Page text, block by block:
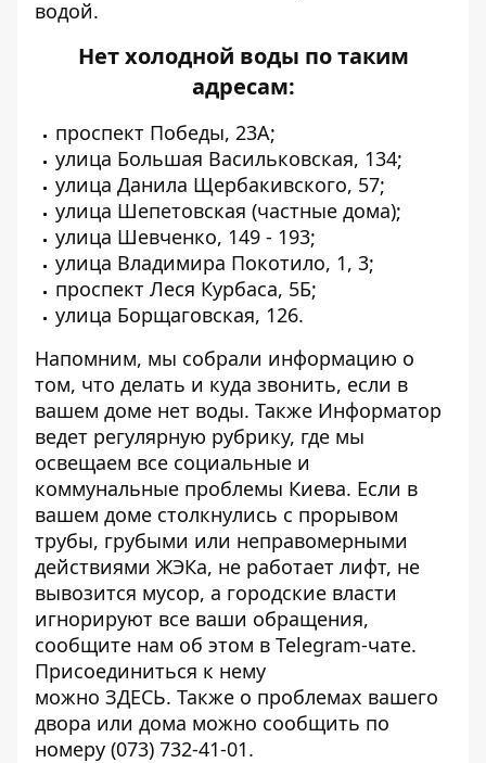
водой.
Нет холодной воды по таким
адресам:
проспект Победы, 23А;
улица Большая Васильковская, 134;
улица Данила Щербакивского, 57;
улица Шепетовская (частные дома);
улица Шевченко, 149 - 193;
улица Владимира Покотило, 1, 3;
проспект Леся Курбаса, 5Б;
улица Борщаговская, 126.
Напомним, мы собрали информацию о
том, что делать и куда звонить, если в
вашем доме нет воды. Также Информатор
ведет регулярную рубрику, где мы
освещаем все социальные и
коммунальные проблемы Киева. Если в
вашем доме столкнулись с прорывом
трубы, грубыми или неправомерными
действиями ЖЭКа, не работает лифт, не
вывозится мусор, а городские власти
игнорируют все ваши обращения,
сообщите нам об этом в Telegram-чате.
Присоединиться к нему
можно ЗДЕСЬ. Также о проблемах вашего
двора или дома можно сообщить по
номеру (073) 732-41-01.